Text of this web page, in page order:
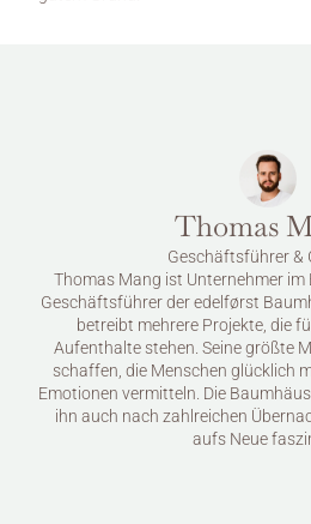
Thomas
Geschäftsführer &
Thomas Mang ist Unternehmer
Geschäftsführer der edelførst
betreibt mehrere Projekte, die
Aufenthalte stehen. Seine größte
schaffen, die Menschen glücklich
Emotionen vermitteln. Die
ihn auch nach zahlreichen
aufs Neue